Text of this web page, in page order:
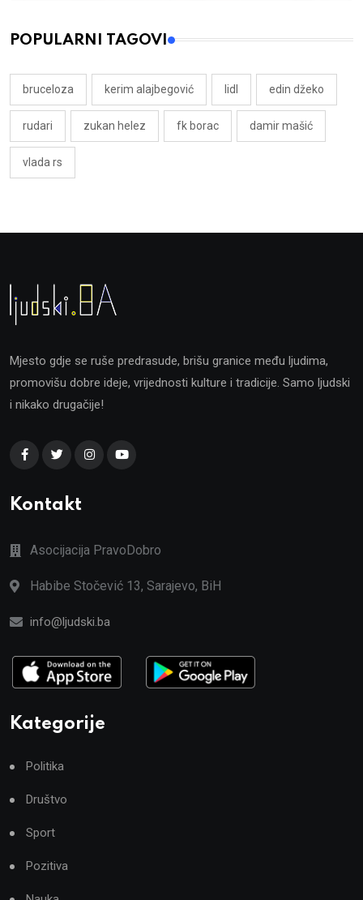
POPULARNI TAGOVI
bruceloza kerim alajbegović lidl edin džeko
rudari zukan helez fk borac damir mašić
vlada rs
Mjesto gdje se ruše predrasude, brišu granice među ljudima,
promovišu dobre ideje, vrijednosti kulture i tradicije. Samo ljudski
i nikako drugačije!
Kontakt
Asocijacija PravoDobro
Habibe Stočević 13, Sarajevo, BiH
info@ljudski.ba
Kategorije
Politika
Društvo
Sport
Pozitiva